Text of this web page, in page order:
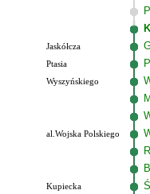
Jaskółcza
Ptasia
Wyszyńskiego
al.Wojska Polskiego
Kupiecka